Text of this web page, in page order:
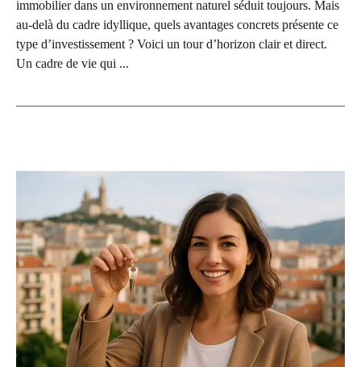
immobilier dans un environnement naturel séduit toujours. Mais
au-delà du cadre idyllique, quels avantages concrets présente ce
type d’investissement ? Voici un tour d’horizon clair et direct.
Un cadre de vie qui ...